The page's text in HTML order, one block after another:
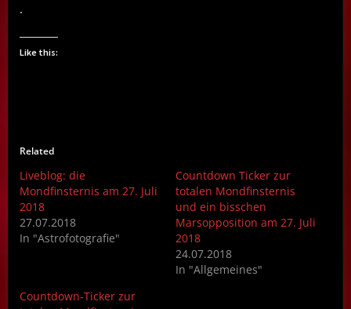
.
Like this:
Related
Liveblog: die
Mondfinsternis am 27. Juli
2018
27.07.2018
In "Astrofotografie"
Countdown Ticker zur
totalen Mondfinsternis
und ein bisschen
Marsopposition am 27. Juli
2018
24.07.2018
In "Allgemeines"
Countdown-Ticker zur